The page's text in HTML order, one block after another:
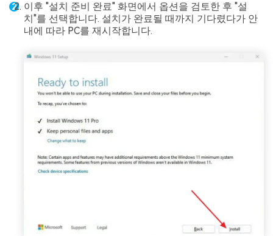
이후 "설치 준비 완료" 화면에서 옵션을 검토한 후 "설
치"를 선택합니다. 설치가 완료될 때까지 기다렸다가 안
내에 따라 PC를 재시작합니다.